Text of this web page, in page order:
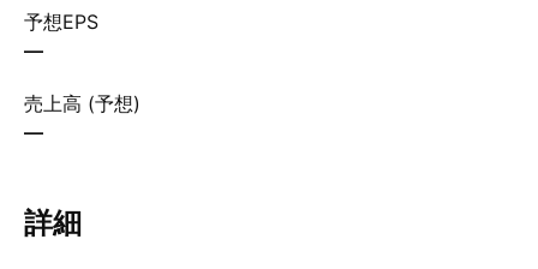
予想EPS
—
売上高 (予想)
—
詳細